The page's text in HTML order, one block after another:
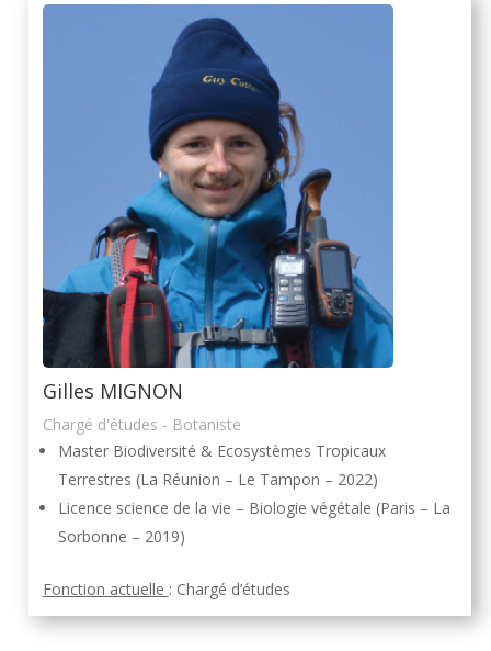
Gilles MIGNON
Chargé d'études - Botaniste
Master Biodiversité & Ecosystèmes Tropicaux
Terrestres (La Réunion – Le Tampon – 2022)
Licence science de la vie – Biologie végétale (Paris – La
Sorbonne – 2019)
Fonction actuelle : Chargé d’études